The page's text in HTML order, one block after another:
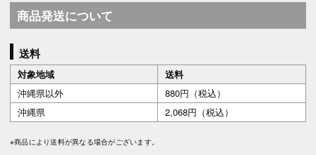
商品発送について
送料
対象地域
送料
沖縄県以外
880円（税込）
沖縄県
2,068円（税込）
※商品により送料が異なる場合がございます。